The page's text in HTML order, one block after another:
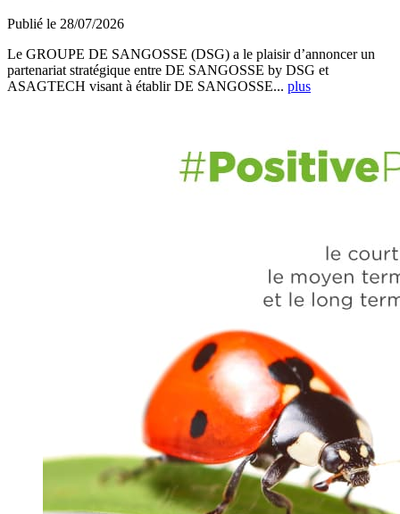
Publié le 28/07/2026
Le GROUPE DE SANGOSSE (DSG) a le plaisir d’annoncer un
partenariat stratégique entre DE SANGOSSE by DSG et
ASAGTECH visant à établir DE SANGOSSE... plus